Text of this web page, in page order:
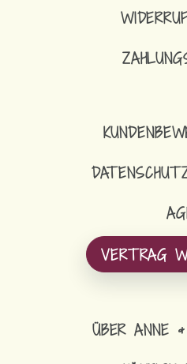
VERTRAG
ÜBER ANNE